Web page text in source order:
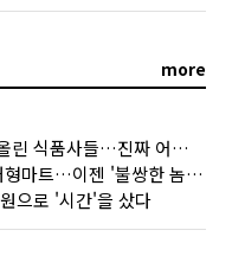
more
"어렵다"며 가격 올린 식품사들…진짜 어려운 거 맞아?
'나쁜 놈'이라던 대형마트…이젠 '불쌍한 놈' 됐다
으로 '시간'을 샀다